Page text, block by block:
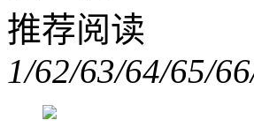
推荐阅读
1/62/63/64/65/6